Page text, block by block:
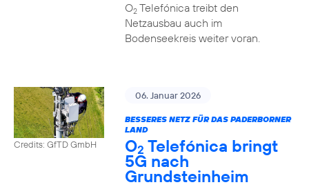
O2Telefónica treibt den
Netzausbau auch im
Bodenseekreis weiter voran.
Credits: GfTD GmbH
06. Januar 2026
BESSERES NETZ FÜR DAS PADERBORNER
LAND
O2 Telefónica bringt
5G nach
Grundsteinheim